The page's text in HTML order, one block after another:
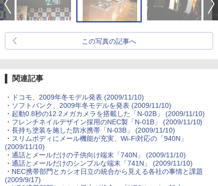
この写真の記事へ
関連記事
・ ドコモ、2009年冬モデル発表 (2009/11/10)
・ ソフトバンク、2009年冬モデルを発表 (2009/11/10)
・ 起動0.8秒の12.2メガカメラを搭載した「N-02B」
(2009/11/10)
・ フレンチネイルデザイン採用のNEC製「N-01B」
(2009/11/10)
・ 長持ち塗装を施した防水携帯「N-03B」
(2009/11/10)
・ スリムボディにメール機能が充実、Wi-Fi対応の「940N」
(2009/11/10)
・ 通話とメールだけの子供向け端末「740N」
(2009/11/10)
・ 通話とメールだけのシンプルな端末「741N」
(2009/11/10)
・ NEC携帯部門とカシオ日立の統合から見える各社の事情と課題
(2009/9/17)